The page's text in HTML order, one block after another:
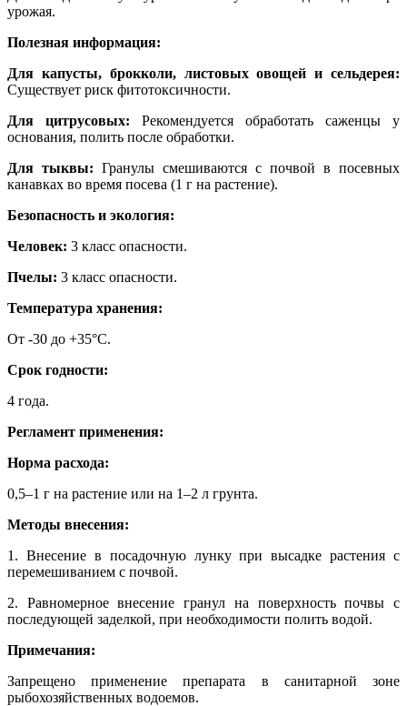
урожая.
Полезная информация:
Для капусты, брокколи, листовых овощей и сельдерея:
Существует риск фитотоксичности.
Для цитрусовых: Рекомендуется обработать саженцы у
основания, полить после обработки.
Для тыквы: Гранулы смешиваются с почвой в посевных
канавках во время посева (1 г на растение).
Безопасность и экология:
Человек: 3 класс опасности.
Пчелы: 3 класс опасности.
Температура хранения:
От -30 до +35°C.
Срок годности:
4 года.
Регламент применения:
Норма расхода:
0,5–1 г на растение или на 1–2 л грунта.
Методы внесения:
1. Внесение в посадочную лунку при высадке растения с
перемешиванием с почвой.
2. Равномерное внесение гранул на поверхность почвы с
последующей заделкой, при необходимости полить водой.
Примечания:
Запрещено применение препарата в санитарной зоне
рыбохозяйственных водоемов.